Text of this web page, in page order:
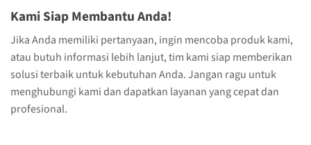
Kami Siap Membantu Anda!
Jika Anda memiliki pertanyaan, ingin mencoba produk kami,
atau butuh informasi lebih lanjut, tim kami siap memberikan
solusi terbaik untuk kebutuhan Anda. Jangan ragu untuk
menghubungi kami dan dapatkan layanan yang cepat dan
profesional.